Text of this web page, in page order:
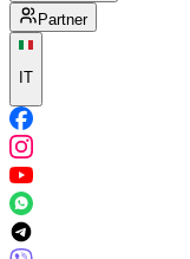
Partner
IT